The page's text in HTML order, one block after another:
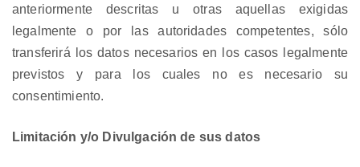
anteriormente descritas u otras aquellas exigidas
legalmente o por las autoridades competentes, sólo
transferirá los datos necesarios en los casos legalmente
previstos y para los cuales no es necesario su
consentimiento.
Limitación y/o Divulgación de sus datos